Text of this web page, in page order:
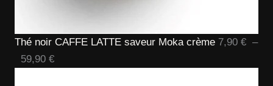
Thé noir CAFFE LATTE saveur Moka crème 7,90 € –
59,90 €Plage